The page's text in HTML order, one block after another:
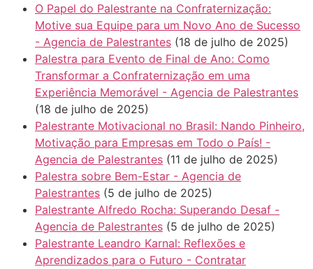
O Papel do Palestrante na Confraternização:
Motive sua Equipe para um Novo Ano de Sucesso
- Agencia de Palestrantes (18 de julho de 2025)
Palestra para Evento de Final de Ano: Como
Transformar a Confraternização em uma
Experiência Memorável - Agencia de Palestrantes
(18 de julho de 2025)
Palestrante Motivacional no Brasil: Nando Pinheiro,
Motivação para Empresas em Todo o País! -
Agencia de Palestrantes (11 de julho de 2025)
Palestra sobre Bem-Estar - Agencia de
Palestrantes (5 de julho de 2025)
Palestrante Alfredo Rocha: Superando Desaf -
Agencia de Palestrantes (5 de julho de 2025)
Palestrante Leandro Karnal: Reflexões e
Aprendizados para o Futuro - Contratar